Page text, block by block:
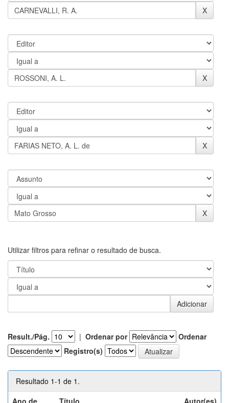
Utilizar filtros para refinar o resultado de busca.
Result./Pág. | Ordenar por
Ordenar
Registro(s)
Resultado 1-1 de 1.
Ano de
Título Autor(es)